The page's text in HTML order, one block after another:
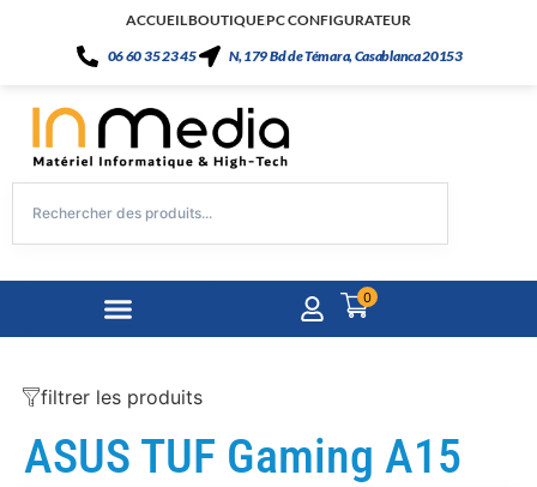
ACCUEILBOUTIQUEPC CONFIGURATEUR
06 60 35 23 45
N, 179 Bd de Témara, Casablanca 20153
0
filtrer les produits
ASUS TUF Gaming A15